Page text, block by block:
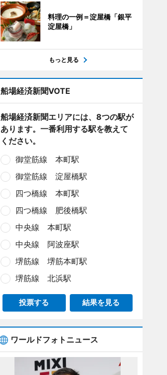
料理の一例＝淀屋橋「銀平
淀屋橋」
もっと見る
船場経済新聞VOTE
船場経済新聞エリアには、8つの駅が
あります。一番利用する駅を教えて
ください。
御堂筋線 本町駅
御堂筋線 淀屋橋駅
四つ橋線 本町駅
四つ橋線 肥後橋駅
中央線 本町駅
中央線 阿波座駅
堺筋線 堺筋本町駅
堺筋線 北浜駅
投票する 結果を見る
ワールドフォトニュース